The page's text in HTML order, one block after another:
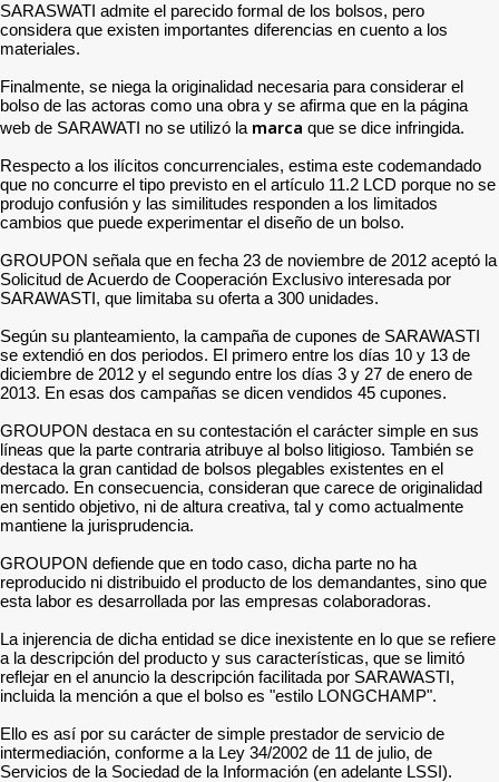
SARASWATI admite el parecido formal de los bolsos, pero
considera que existen importantes diferencias en cuento a los
materiales.
Finalmente, se niega la originalidad necesaria para considerar el
bolso de las actoras como una obra y se afirma que en la página
web de SARAWATI no se utilizó la marca que se dice infringida.
Respecto a los ilícitos concurrenciales, estima este codemandado
que no concurre el tipo previsto en el artículo 11.2 LCD porque no se
produjo confusión y las similitudes responden a los limitados
cambios que puede experimentar el diseño de un bolso.
GROUPON señala que en fecha 23 de noviembre de 2012 aceptó la
Solicitud de Acuerdo de Cooperación Exclusivo interesada por
SARAWASTI, que limitaba su oferta a 300 unidades.
Según su planteamiento, la campaña de cupones de SARAWASTI
se extendió en dos periodos. El primero entre los días 10 y 13 de
diciembre de 2012 y el segundo entre los días 3 y 27 de enero de
2013. En esas dos campañas se dicen vendidos 45 cupones.
GROUPON destaca en su contestación el carácter simple en sus
líneas que la parte contraria atribuye al bolso litigioso. También se
destaca la gran cantidad de bolsos plegables existentes en el
mercado. En consecuencia, consideran que carece de originalidad
en sentido objetivo, ni de altura creativa, tal y como actualmente
mantiene la jurisprudencia.
GROUPON defiende que en todo caso, dicha parte no ha
reproducido ni distribuido el producto de los demandantes, sino que
esta labor es desarrollada por las empresas colaboradoras.
La injerencia de dicha entidad se dice inexistente en lo que se refiere
a la descripción del producto y sus características, que se limitó
reflejar en el anuncio la descripción facilitada por SARAWASTI,
incluida la mención a que el bolso es "estilo LONGCHAMP".
Ello es así por su carácter de simple prestador de servicio de
intermediación, conforme a la Ley 34/2002 de 11 de julio, de
Servicios de la Sociedad de la Información (en adelante LSSI).